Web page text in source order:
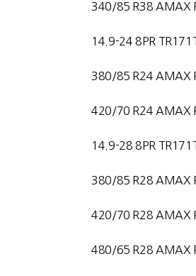
340/85 R38 AMAX
14.9-24 8PR
380/85 R24 AMAX
420/70 R24 AMAX
14.9-28 8PR
380/85 R28 AMAX
420/70 R28 AMAX
480/65 R28 AMAX